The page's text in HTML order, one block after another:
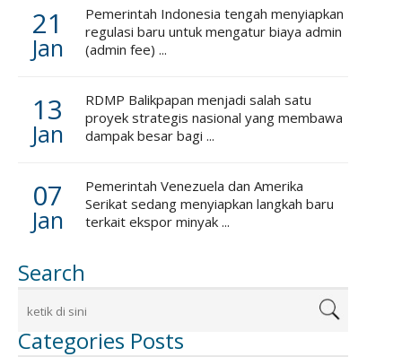
21
Jan
Pemerintah Indonesia tengah menyiapkan
regulasi baru untuk mengatur biaya admin
(admin fee) ...
13
Jan
RDMP Balikpapan menjadi salah satu
proyek strategis nasional yang membawa
dampak besar bagi ...
07
Jan
Pemerintah Venezuela dan Amerika
Serikat sedang menyiapkan langkah baru
terkait ekspor minyak ...
Search
Categories Posts